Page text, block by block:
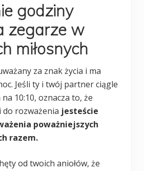
godziny
zegarze w
miłosnych
za znak życia i ma
Jeśli ty i twój partner ciągle
10:10, oznacza to, że
rozważenia jesteście
poważniejszych
razem.
od twoich aniołów, że